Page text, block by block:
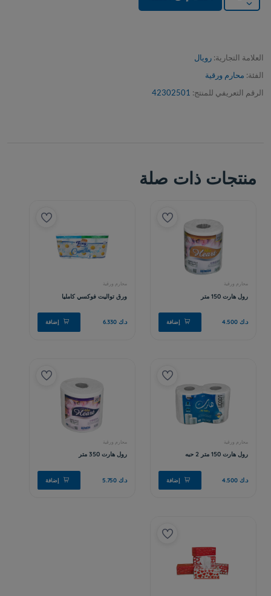
العلامة التجارية: رويال
الفئة: محارم ورقية
الرقم التعريفي للمنتج: 42302501
منتجات ذات صلة